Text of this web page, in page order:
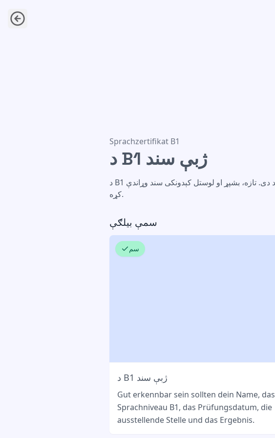
د B1 ژبې سند
Sprachzertifikat B1
د B1 ژبې سند
د B1 ژبې سند په مونیخ کې د ځینو استوګنې اجازې غوښتنو لپاره اړین سند دی. تازه، بشپړ او لوستل کېدونکی سند وړاندې
کړه.
سمې بیلګې
سم
د B1 ژبې سند
Gut erkennbar sein sollten dein Name, das
Sprachniveau B1, das Prüfungsdatum, die
ausstellende Stelle und das Ergebnis.